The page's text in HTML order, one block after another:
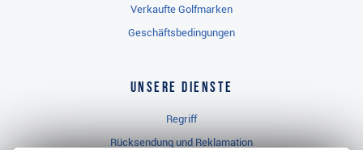
Verkaufte Golfmarken
Geschäftsbedingungen
Unsere Dienste
Regriff
Rücksendung und Reklamation